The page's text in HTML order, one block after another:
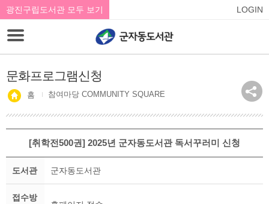
광진구립도서관 모두 보기 LOGIN
문화프로그램신청
홈 참여마당 COMMUNITY SQUARE
[취학전500권] 2025년 군자동도서관 독서꾸러미 신청
도서관 군자동도서관
접수방